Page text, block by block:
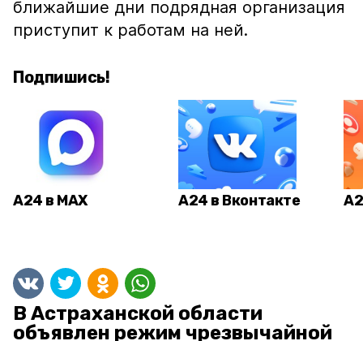
ближайшие дни подрядная организация
приступит к работам на ней.
Подпишись!
А24 в MAX А24 в Вконтакте
В Астраханской области
объявлен режим чрезвычайной